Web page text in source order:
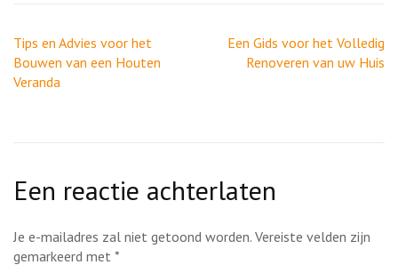
Berichtnavigatie
Tips en Advies voor het
Bouwen van een Houten
Veranda
Een Gids voor het Volledig
Renoveren van uw Huis
Een reactie achterlaten
Je e-mailadres zal niet getoond worden. Vereiste velden zijn
gemarkeerd met *